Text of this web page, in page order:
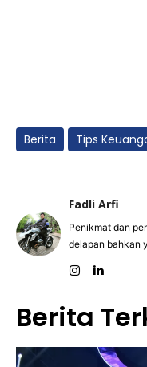
Berita Tips
Fadli Arfi
Penikmat dan
delapan bahkan
Berita